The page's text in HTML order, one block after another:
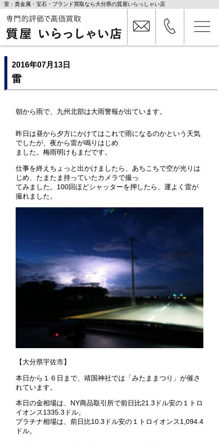
雷：貴金属・宝石・ブランド買取なら大分県の質屋いらっしゃい店
2016年07月13日
雷
朝から雨で、九州北部は大雨警報が出ています。
昨日は昼から夕方にかけてはこれで雨になるのかという天気
でしたが、夜から雷が鳴りはじめ
ました。梅雨明けもまだです。
仕事を終えちょっと出かけましたら、あちこちで空が光りは
じめ、たまたま持っていたカメラで撮っ
てみました。100回ほどシャッターを押したら、運よく雷が
撮れました。
【大分県宇佐市】
本日から１６日まで、靖国神社では「みたままつり」が催さ
れています。
本日の金相場は、NY商品取引所で前日比21.3ドル安の１トロ
イオンス1335.3ドル。
プラチナ相場は、前日比10.3ドル安の１トロイオンス1,094.4
ドル。